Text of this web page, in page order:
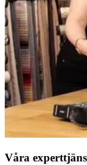
Våra